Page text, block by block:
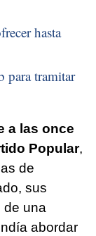
hasta
para tramitar
a las once
Popular,
de
sus
de una
abordar